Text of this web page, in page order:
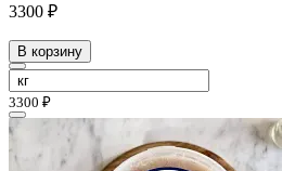
3300 ₽
В корзину
3300 ₽